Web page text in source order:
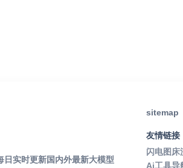
实时更新国内外最新大模型
sitemap
友情链接
闪电图床
Ai工具导